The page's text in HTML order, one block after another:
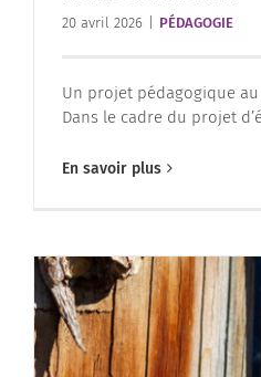
20 avril 2026 PÉDAGOGIE
Un projet pédagogique
Dans le cadre du projet
En savoir plus